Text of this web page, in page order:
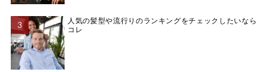
人気の髪型や流行りのランキングをチェックしたいなら
コレ